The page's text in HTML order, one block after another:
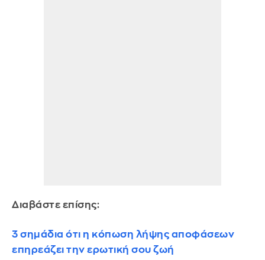
Διαβάστε επίσης:
3 σημάδια ότι η κόπωση λήψης αποφάσεων
επηρεάζει την ερωτική σου ζωή